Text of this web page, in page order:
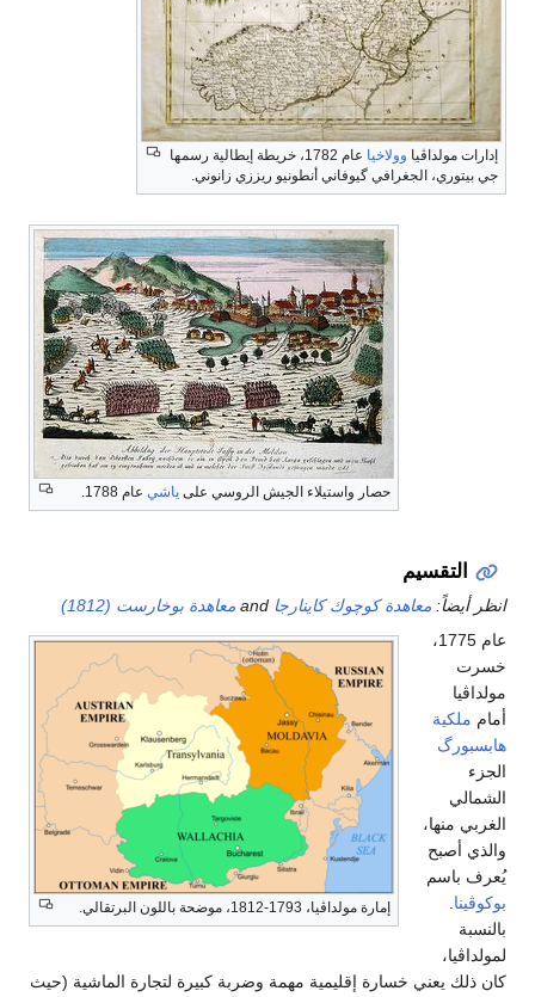
إدارات مولداڤيا وولاخيا
عام 1782، خريطة إيطالية رسمها
جي بيتوري، الجغرافي گيوفاني أنطونيو ريززي زانوني.
حصار واستيلاء الجيش الروسي على ياشي عام 1788.
التقسيم
انظر أيضاً: معاهدة كوچوك كاينارجا معاهدة بوخارست (1812)
إمارة مولداڤيا، 1793-1812، موضحة باللون البرتقالي.
عام 1775،
خسرت
مولداڤيا
أمام ملكية
هابسبورگ
الجزء
الشمالي
الغربي منها،
والذي أصبح
يُعرف باسم
بوكوڤينا
بالنسبة
لمولداڤيا،
كان ذلك يعني خسارة إقليمية مهمة وضربة كبيرة لتجارة الماشية (حيث